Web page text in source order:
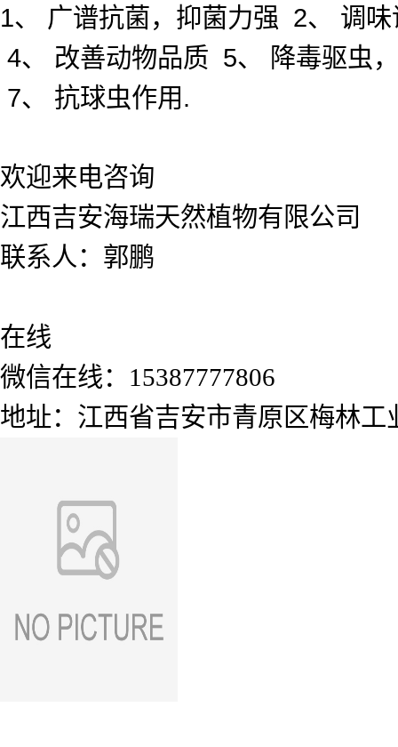
1、 广谱抗菌，抑菌力强 2、 调
4、 改善动物品质 5、 降毒驱虫
7、 抗球虫作用.
欢迎来电咨询
江西吉安海瑞天然植物有限公司
联系人：郭鹏
在线
微信在线：15387777806
地址：江西省吉安市青原区梅林